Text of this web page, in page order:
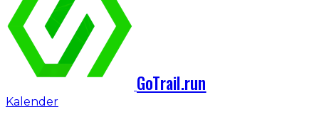
GoTrail.run
Kalender